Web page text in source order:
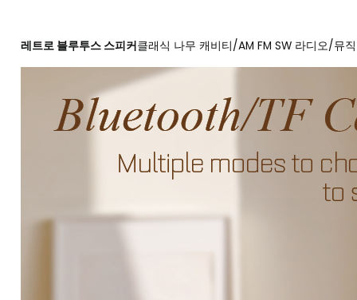
레트로 블루투스 스피커 클래식 나무 캐비티/AM FM SW 라디오/뮤